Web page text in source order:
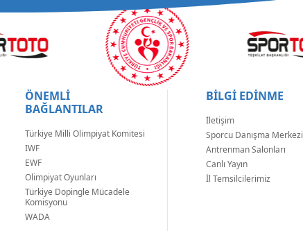
ÖNEMLİ
BAĞLANTILAR
Türkiye Milli Olimpiyat Komitesi
IWF
EWF
Olimpiyat Oyunları
Türkiye Dopingle Mücadele
Komisyonu
WADA
BİLGİ EDİNME
İletişim
Sporcu Danışma Merkezi
Antrenman Salonları
Canlı Yayın
İl Temsilcilerimiz